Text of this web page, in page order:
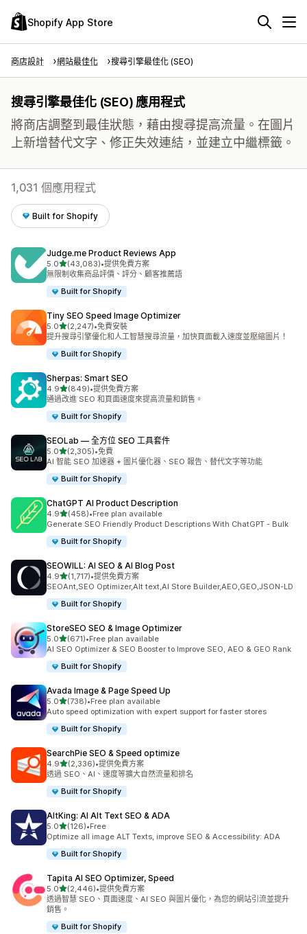
Shopify App Store
商店設計 網站最佳化 搜尋引擎最佳化 (SEO)
搜尋引擎最佳化 (SEO) 應用程式
將商店調整到最佳狀態，藉由搜尋提高流量。在圖片
上新增替代文字、修正失效連結，並建立中繼標籤。
1,031 個應用程式
Built for Shopify
Judge.me Product Reviews App
5.0滿分 5 顆星
(43,083)
共有 43083 則評價
•提供免費方案
無限制收集商品評價、評分、顧客推薦語
Built for Shopify
Tiny SEO Speed Image Optimizer
5.0滿分 5 顆星
(2,247)
共有 2247 則評價
•免費安裝
提升搜尋引擎優化和人工智慧搜尋流量，加快頁面載入速度並壓縮圖片！
Built for Shopify
Sherpas: Smart SEO
4.9滿分 5 顆星
(849)
共有 849 則評價
•提供免費方案
通過改進 SEO 和頁面速度來提高流量和銷售。
Built for Shopify
SEOLab — 全方位 SEO 工具套件
5.0滿分 5 顆星
(2,305)
共有 2305 則評價
•免費
AI 智能 SEO 加速器 + 圖片優化器、SEO 報告、替代文字等功能
Built for Shopify
ChatGPT AI Product Description
4.9滿分 5 顆星
(458)
共有 458 則評價
•Free plan available
Generate SEO Friendly Product Descriptions With ChatGPT - Bulk
Built for Shopify
SEOWILL: AI SEO & AI Blog Post
4.9滿分 5 顆星
(1,717)
共有 1717 則評價
•提供免費方案
SEOAnt,SEO Optimizer,Alt text,AI Store Builder,AEO,GEO,JSON-LD
Built for Shopify
StoreSEO SEO & Image Optimizer
5.0滿分 5 顆星
(671)
共有 671 則評價
•Free plan available
AI SEO Optimizer & SEO Booster to Improve SEO, AEO & GEO Rank
Built for Shopify
Avada Image & Page Speed Up
5.0滿分 5 顆星
(738)
共有 738 則評價
•Free plan available
Auto speed optimization with expert support for faster stores
Built for Shopify
SearchPie SEO & Speed optimize
4.9滿分 5 顆星
(2,336)
共有 2336 則評價
•提供免費方案
透過 SEO、AI、速度等擴大自然流量和排名
Built for Shopify
AltKing: AI Alt Text SEO & ADA
5.0滿分 5 顆星
(126)
共有 126 則評價
•Free
Optimize all image ALT Texts, improve SEO & Accessibility: ADA
Built for Shopify
Tapita AI SEO Optimizer, Speed
5.0滿分 5 顆星
(2,446)
共有 2446 則評價
•提供免費方案
透過智慧 SEO、頁面速度、AI SEO 與圖片優化，為您的網站引流並提升
銷售。
Built for Shopify